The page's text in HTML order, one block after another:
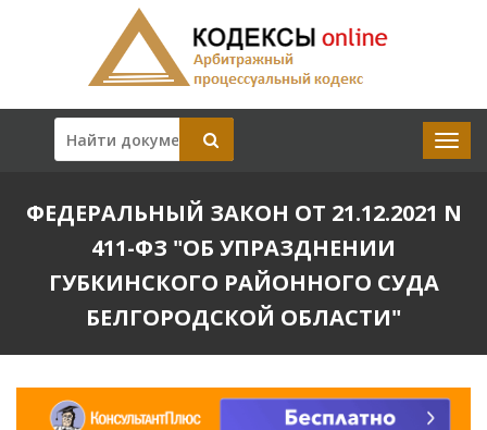
ФЕДЕРАЛЬНЫЙ ЗАКОН ОТ 21.12.2021 N
411-ФЗ "ОБ УПРАЗДНЕНИИ
ГУБКИНСКОГО РАЙОННОГО СУДА
БЕЛГОРОДСКОЙ ОБЛАСТИ"